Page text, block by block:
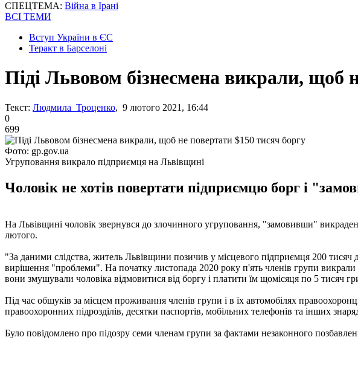
СПЕЦТЕМА: Війна в Ірані
ВСІ ТЕМИ
Вступ України в ЄС
Теракт в Барселоні
Піді Львовом бізнесмена викрали, щоб
Текст: Людмила Троценко, 9 лютого 2021, 16:44
0
699
Фото: gp.gov.ua
Угруповання викрало підприємця на Львівщині
Чоловік не хотів повертати підприємцю борг і
На Львівщині чоловік звернувся до злочинного угруповання, "замовивши"
лютого.
"За даними слідства, житель Львівщини позичив у місцевого підприємця 200
вирішення "проблеми". На початку листопада 2020 року п'ять членів групи
вони змушували чоловіка відмовитися від боргу і платити їм щомісяця по 5 тисяч
Під час обшуків за місцем проживання членів групи і в їх автомобілях
правоохоронних підрозділів, десятки паспортів, мобільних телефонів та інших
Було повідомлено про підозру семи членам групи за фактами незаконного